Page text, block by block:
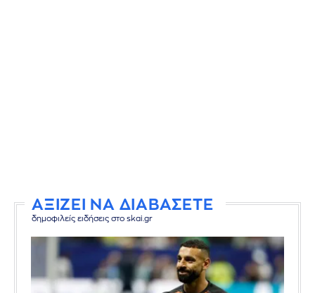
ΑΞΙΖΕΙ ΝΑ ΔΙΑΒΑΣΕΤΕ
δημοφιλείς ειδήσεις στο skai.gr